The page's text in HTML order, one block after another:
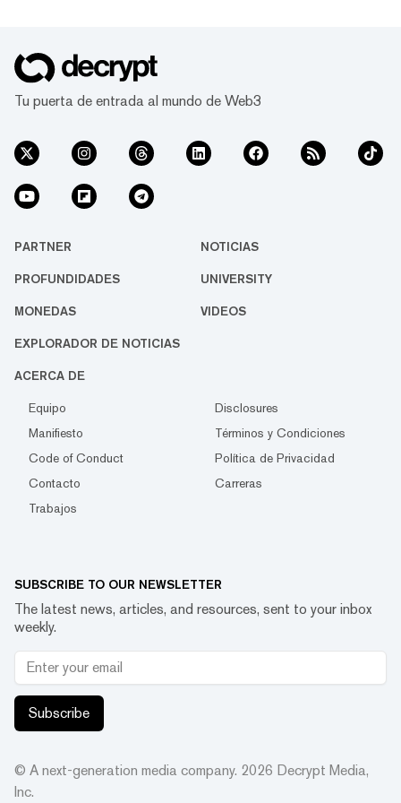
Tu puerta de entrada al mundo de Web3
PARTNER NOTICIAS
PROFUNDIDADES UNIVERSITY
MONEDAS VIDEOS
EXPLORADOR DE NOTICIAS
ACERCA DE
Equipo
Disclosures
Manifiesto
Términos y Condiciones
Code of Conduct
Política de Privacidad
Contacto
Carreras
Trabajos
SUBSCRIBE TO OUR NEWSLETTER
The latest news, articles, and resources, sent to your inbox
weekly.
Subscribe
© A next-generation media company. 2026 Decrypt Media,
Inc.